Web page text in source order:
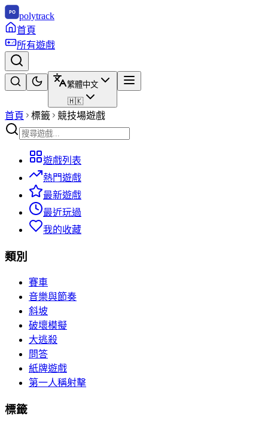
polytrack
首頁
所有遊戲
繁體中文
🇭🇰
首頁 標籤 競技場遊戲
遊戲列表
熱門遊戲
最新遊戲
最近玩過
我的收藏
類別
賽車
音樂與節奏
斜坡
破壞模擬
大逃殺
問答
紙牌遊戲
第一人稱射擊
標籤